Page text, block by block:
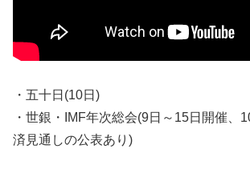
・五十日(10日)
・世銀・IMF年次総会(9日～15日開催、
済見通しの公表あり)